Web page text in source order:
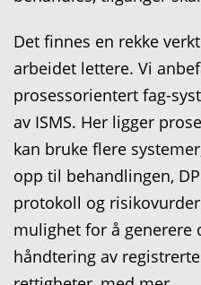
Det finnes en rekke
arbeidet lettere. Vi
prosessorientert fag-
av ISMS. Her ligger
kan bruke flere
opp til behandlingen,
protokoll og
mulighet for å generere
håndtering av